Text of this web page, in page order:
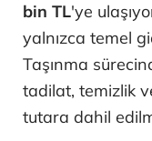
bin TL'ye
yalnızca temel
Taşınma
tadilat, temizlik
tutara dahil